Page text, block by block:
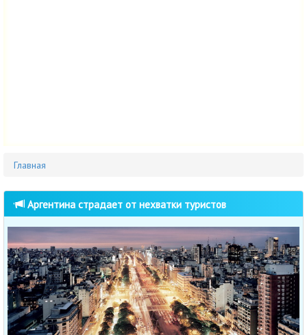
Главная
Аргентина страдает от нехватки туристов